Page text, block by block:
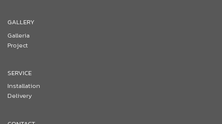
GALLERY
Galleria
Project
SERVICE
Installation
Delivery